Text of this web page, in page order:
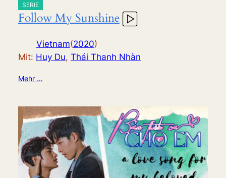
SERIE
Follow My Sunshine
Vietnam(2020)
Mit: Huy Du, Thái Thanh Nhàn
Mehr …